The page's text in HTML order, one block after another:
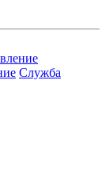
Служба